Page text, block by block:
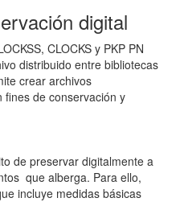
digital
CLOCKS y PKP PN
distribuido entre bibliotecas
crear archivos
de conservación y
de preservar digitalmente a
que alberga. Para ello,
incluye medidas básicas